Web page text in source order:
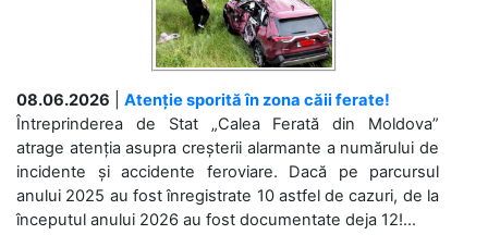
08.06.2026
Atenție sporită în zona căii ferate!
Întreprinderea de Stat „Calea Ferată din Moldova”
atrage atenția asupra creșterii alarmante a numărului de
incidente și accidente feroviare. Dacă pe parcursul
anului 2025 au fost înregistrate 10 astfel de cazuri, de la
începutul anului 2026 au fost documentate deja 12!...